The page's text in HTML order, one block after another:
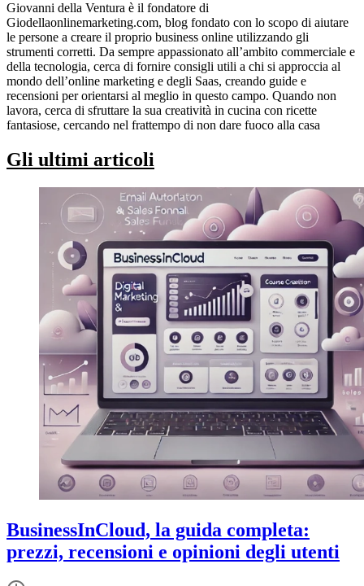
Giovanni della Ventura è il fondatore di
Giodellaonlinemarketing.com, blog fondato con lo scopo di aiutare
le persone a creare il proprio business online utilizzando gli
strumenti corretti. Da sempre appassionato all’ambito commerciale e
della tecnologia, cerca di fornire consigli utili a chi si approccia al
mondo dell’online marketing e degli Saas, creando guide e
recensioni per orientarsi al meglio in questo campo. Quando non
lavora, cerca di sfruttare la sua creatività in cucina con ricette
fantasiose, cercando nel frattempo di non dare fuoco alla casa
Gli ultimi articoli
BusinessInCloud, la guida completa:
prezzi, recensioni e opinioni degli utenti